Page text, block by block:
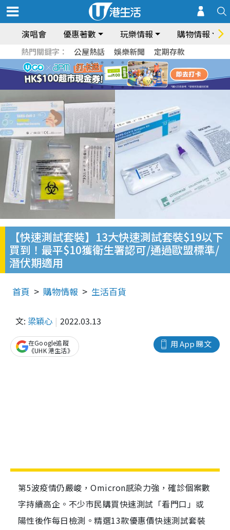
演唱會 優惠著數 玩樂情報 購物情報
熱門關鍵字： 公屋熱話 娛樂新聞 定期存款
【快速測試套裝】13大快速測試套裝$19以下
買到！最平$10獲衛生署認可/通過歐盟標準/
潛伏期適用
首頁 購物情報 生活百貨
文: 梁穎心 2022.03.13
用 App 睇文
在Google追蹤
《UHK 港生活》
第5波疫情仍嚴峻，Omicron感染力強，確診個案數
字持續高企。不少市民購買快速測試「看門口」或
陽性後作每日檢測。精選13款優惠價快速測試套裝